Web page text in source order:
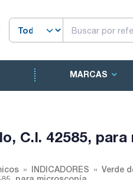
MARCAS
C.I. 42585,
INDICADORES
Verde